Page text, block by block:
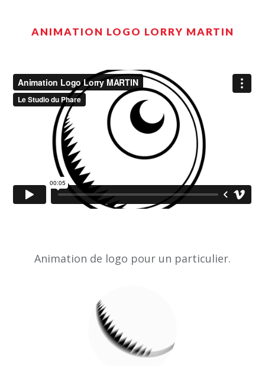
ANIMATION LOGO LORRY MARTIN
Animation de logo pour un particulier.